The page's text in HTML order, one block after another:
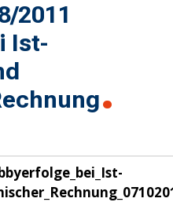
2011
Ist-